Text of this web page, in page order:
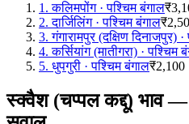
1.कलिमपोंग·पश्चिम बंगाल
2.दार्जिलिंग·पश्चिम बंगाल
3.गंगारामपुर (दक्षिण दिनाजपुर) ·
4.कर्सियांग (मातीगरा) ·पश्चिम
5. धुपगुरी ·पश्चिम बंगाल₹2,100
स्क्वैश (चप्पल कद्दू) भाव